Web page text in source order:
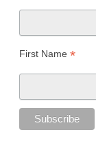
First Name *